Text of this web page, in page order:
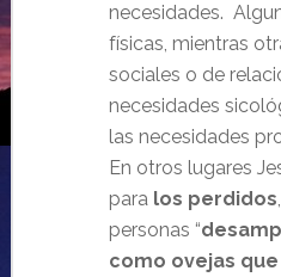
necesidades.
físicas, mientras
sociales o de
necesidades
las necesidades
En otros lugares
para los perdidos
personas “
como ovejas